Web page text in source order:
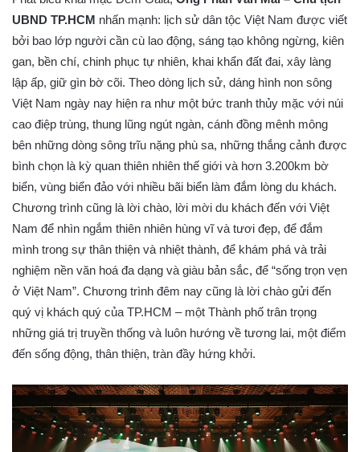
UBND TP.HCM nhấn mạnh: lịch sử dân tộc Việt Nam được viết
bởi bao lớp người cần cù lao động, sáng tạo không ngừng, kiên
gan, bền chí, chinh phục tự nhiên, khai khẩn đất đai, xây làng
lập ấp, giữ gìn bờ cõi. Theo dòng lịch sử, dáng hình non sông
Việt Nam ngày nay hiện ra như một bức tranh thủy mặc với núi
cao điệp trùng, thung lũng ngút ngàn, cánh đồng mênh mông
bên những dòng sông trĩu nặng phù sa, những thắng cảnh được
bình chọn là kỳ quan thiên nhiên thế giới và hơn 3.200km bờ
biển, vùng biển đảo với nhiều bãi biển làm đắm lòng du khách.
Chương trình cũng là lời chào, lời mời du khách đến với Việt
Nam để nhìn ngắm thiên nhiên hùng vĩ và tươi đẹp, để đắm
mình trong sự thân thiện và nhiệt thành, để khám phá và trải
nghiệm nền văn hoá đa dạng và giàu bản sắc, để “sống trọn vẹn
ở Việt Nam”. Chương trình đêm nay cũng là lời chào gửi đến
quý vị khách quý của TP.HCM – một Thành phố trân trọng
những giá trị truyền thống và luôn hướng về tương lai, một điểm
đến sống động, thân thiện, tràn đầy hứng khởi.